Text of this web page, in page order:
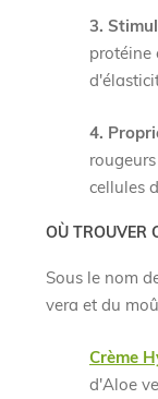
3.
protéine
4.
cellules
OÙ TROUVER
Sous le nom
vera et du
Crème
d'Aloe